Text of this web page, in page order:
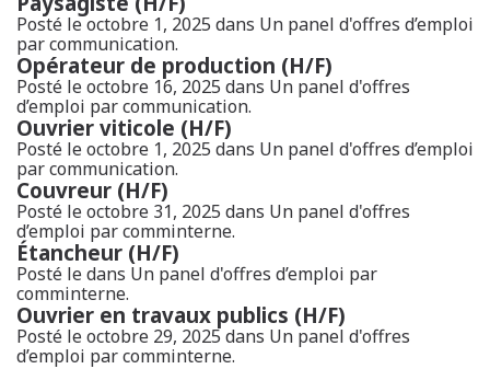
Posté le octobre 1, 2025 dans Un panel d'offres d’emploi
par communication.
Opérateur de production (H/F)
Posté le octobre 16, 2025 dans Un panel d'offres
d’emploi par communication.
Ouvrier viticole (H/F)
Posté le octobre 1, 2025 dans Un panel d'offres d’emploi
par communication.
Couvreur (H/F)
Posté le octobre 31, 2025 dans Un panel d'offres
d’emploi par comminterne.
Étancheur (H/F)
Posté le dans Un panel d'offres d’emploi par
comminterne.
Ouvrier en travaux publics (H/F)
Posté le octobre 29, 2025 dans Un panel d'offres
d’emploi par comminterne.